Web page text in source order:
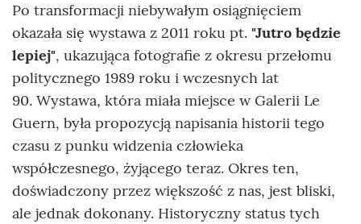
Po transformacji niebywałym osiągnięciem
okazała się wystawa z 2011 roku pt. "Jutro będzie
lepiej", ukazująca fotografie z okresu przełomu
politycznego 1989 roku i wczesnych lat
90. Wystawa, która miała miejsce w Galerii Le
Guern, była propozycją napisania historii tego
czasu z punku widzenia człowieka
współczesnego, żyjącego teraz. Okres ten,
doświadczony przez większość z nas, jest bliski,
ale jednak dokonany. Historyczny status tych